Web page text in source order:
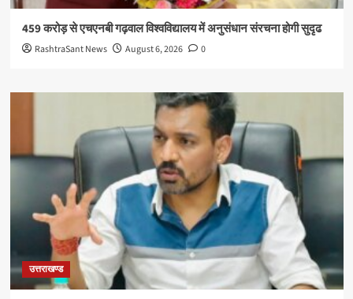
459 करोड़ से एचएनबी गढ़वाल विश्वविद्यालय में अनुसंधान संरचना होगी सुदृढ
RashtraSant News August 6, 2026 0
उत्तराखण्ड